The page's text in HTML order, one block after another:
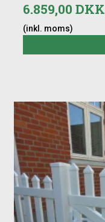
6.859,00 DKK
(inkl. moms)